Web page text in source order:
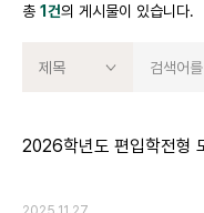
총 1건의 게시물이 있습니다.
제목
2026학년도 편입학전형